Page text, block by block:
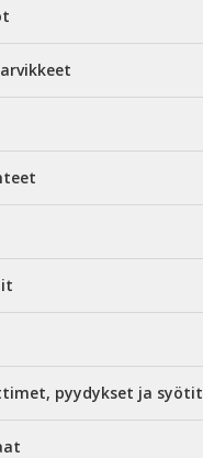
pyydykset ja syötit